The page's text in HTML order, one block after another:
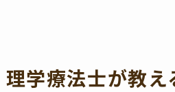
学療法士が教え